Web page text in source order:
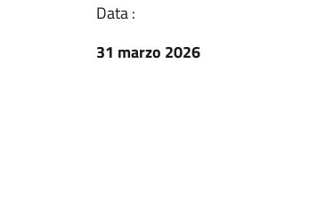
Data :
31 marzo 2026